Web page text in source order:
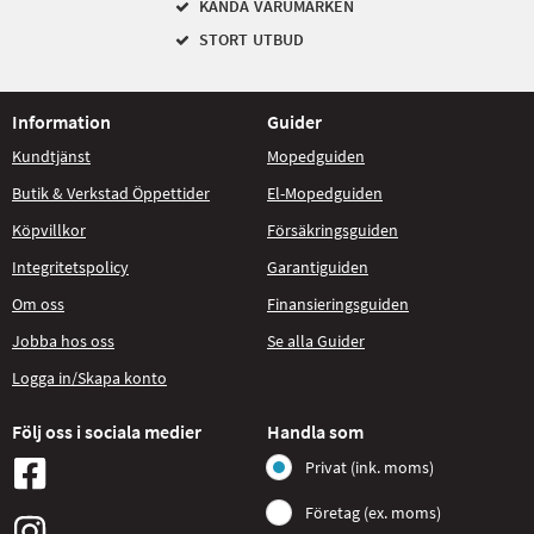
KÄNDA VARUMÄRKEN
STORT UTBUD
Information
Kundtjänst
Butik & Verkstad Öppettider
Köpvillkor
Integritetspolicy
Om oss
Jobba hos oss
Logga in/Skapa konto
Guider
Mopedguiden
El-Mopedguiden
Försäkringsguiden
Garantiguiden
Finansieringsguiden
Se alla Guider
Följ oss i sociala medier Handla som
Privat (ink. moms)
Företag (ex. moms)